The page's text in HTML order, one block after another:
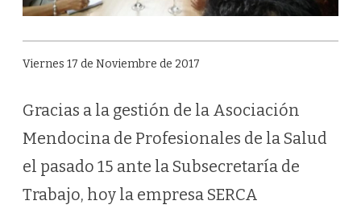
Viernes 17 de Noviembre de 2017
Gracias a la gestión de la Asociación
Mendocina de Profesionales de la Salud
el pasado 15 ante la Subsecretaría de
Trabajo, hoy la empresa SERCA